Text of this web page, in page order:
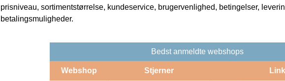
prisniveau, sortimentstørrelse, kundeservice, brugervenlighed, betingelser,
betalingsmuligheder.
Bedst anmeldte webshops
Webshop Stjerner Link